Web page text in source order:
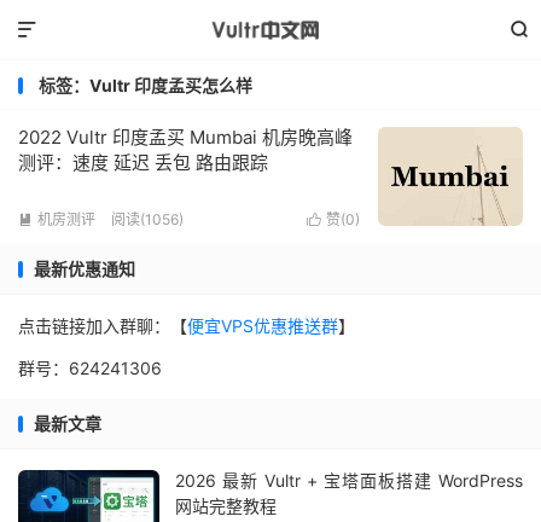


标签：Vultr 印度孟买怎么样
2022 Vultr 印度孟买 Mumbai 机房晚高峰
测评：速度 延迟 丢包 路由跟踪
 机房测评 阅读(1056)  赞(0)
最新优惠通知
点击链接加入群聊：【便宜VPS优惠推送群】
群号：624241306
最新文章
2026 最新 Vultr + 宝塔面板搭建 WordPress
网站完整教程